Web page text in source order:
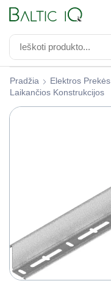
Pradžia Elektros Prekės
Laikančios Konstrukcijos